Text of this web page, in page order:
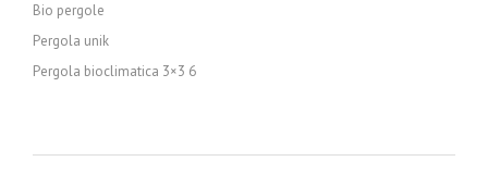
Bio pergole
Pergola unik
Pergola bioclimatica 3×3 6